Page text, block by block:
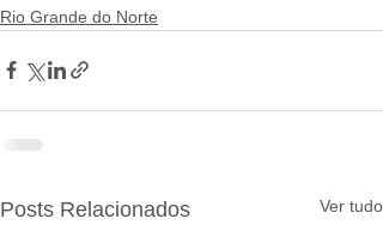
Rio Grande do Norte
Posts Relacionados Ver tudo